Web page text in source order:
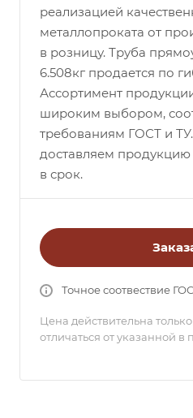
реализацией
металлопроката от
в розницу. Труба
6.508кг продается по
Ассортимент
широким выбором,
требованиям ГОСТ и
доставляем
в срок.
Точное соотвествие
Цена действительна
отличаться от указанной в